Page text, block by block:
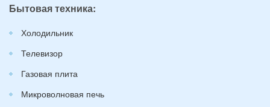
Бытовая техника:
Холодильник
Телевизор
Газовая плита
Микроволновая печь